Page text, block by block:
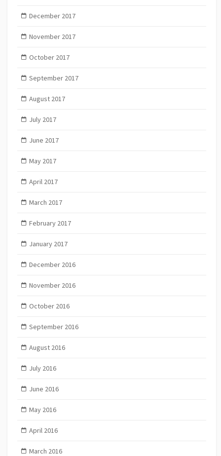
December 2017
November 2017
October 2017
September 2017
August 2017
July 2017
June 2017
May 2017
April 2017
March 2017
February 2017
January 2017
December 2016
November 2016
October 2016
September 2016
August 2016
July 2016
June 2016
May 2016
April 2016
March 2016